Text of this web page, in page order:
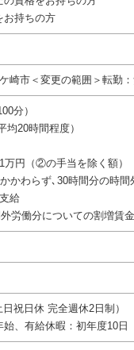
お持ちの方
崎市＜変更の範囲＞転勤：
分）
均20時間程度）
円（②の手当を除く額）
かわらず､30時間分の時間
給
労働分についての割増賃
祝日休 完全週休2日制）
、有給休暇：初年度10日